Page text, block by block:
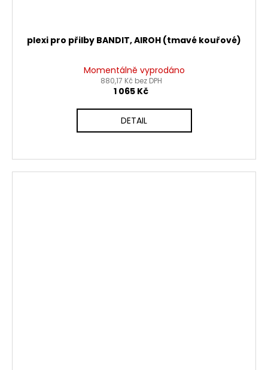
plexi pro přilby BANDIT, AIROH (tmavé kouřové)
Momentálně vyprodáno
880,17 Kč bez DPH
1 065 Kč
DETAIL